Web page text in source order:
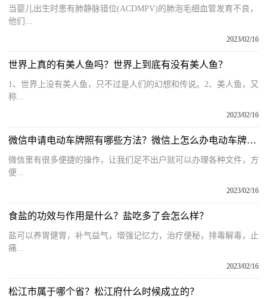
当婴儿出生时患有肺静脉错位(ACDMPV)的肺泡毛细血管发育不良，
他们...
2023/02/16
世界上真的有美人鱼吗？世界上到底有没有美人鱼？
1、世界上没有美人鱼，只不过是人们的幻想和传说。2、美人鱼，又
称...
2023/02/16
微信申请电动车牌照有哪些方法？微信上怎么办电动车牌照？
微信里有很多便捷的操作，让我们足不出户就可以办理各种文件，方
便...
2023/02/16
食盐的功效与作用是什么？盐吃多了会怎么样？
盐可以养胃健胃，补气益气，增强记忆力，治疗便秘，排毒解毒，止
痛...
2023/02/16
松江市属于哪个省？松江府什么时候成立的？